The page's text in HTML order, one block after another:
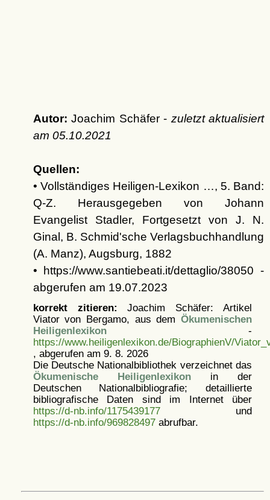
Autor: Joachim Schäfer - zuletzt aktualisiert
am 05.10.2021
Quellen:
• Vollständiges Heiligen-Lexikon …, 5. Band:
Q-Z. Herausgegeben von Johann
Evangelist Stadler, Fortgesetzt von J. N.
Ginal, B. Schmid'sche Verlagsbuchhandlung
(A. Manz), Augsburg, 1882
• https://www.santiebeati.it/dettaglio/38050 -
abgerufen am 19.07.2023
korrekt zitieren: Joachim Schäfer: Artikel
Viator von Bergamo, aus dem Ökumenischen
Heiligenlexikon-
https://www.heiligenlexikon.de/BiographienV/
, abgerufen am 9. 8. 2026
Die Deutsche Nationalbibliothek verzeichnet das
Ökumenische Heiligenlexikonin der
Deutschen Nationalbibliografie; detaillierte
bibliografische Daten sind im Internet über
https://d-nb.info/1175439177und
https://d-nb.info/969828497abrufbar.